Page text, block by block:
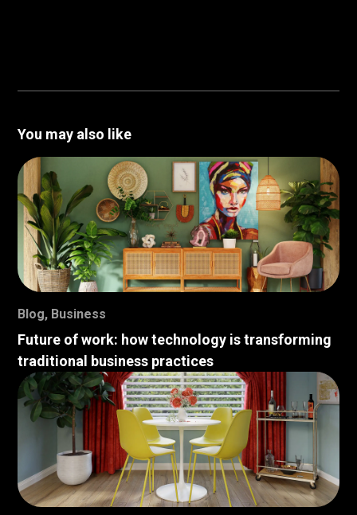
You may also like
Blog, Business
Future of work: how technology is transforming
traditional business practices